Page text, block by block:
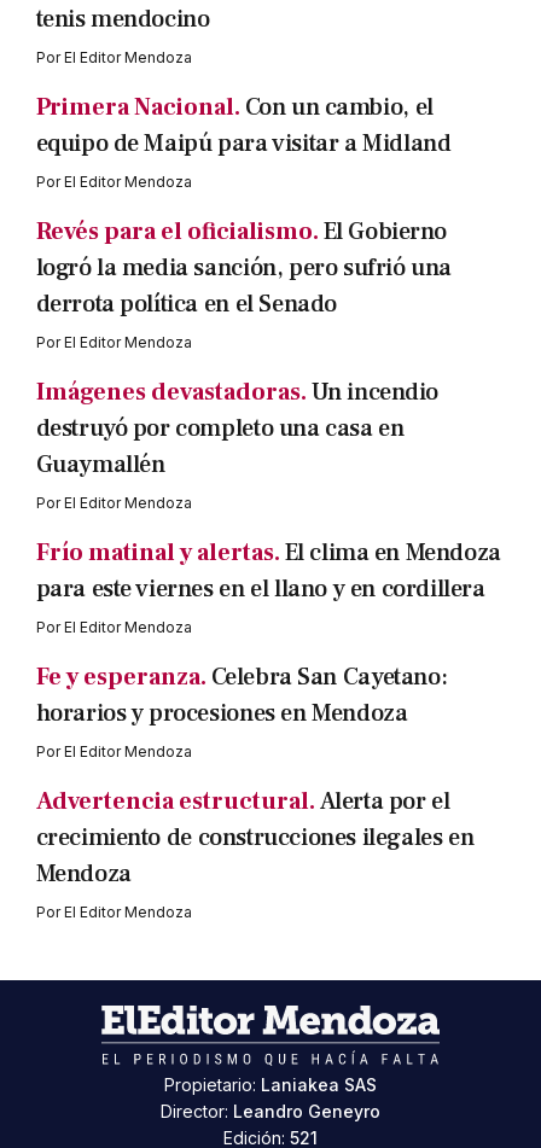
tenis mendocino
PorEl Editor Mendoza
Primera Nacional. Con un cambio, el
equipo de Maipú para visitar a Midland
PorEl Editor Mendoza
Revés para el oficialismo.El Gobierno
logró la media sanción, pero sufrió una
derrota política en el Senado
PorEl Editor Mendoza
Imágenes devastadoras.Un incendio
destruyó por completo una casa en
Guaymallén
PorEl Editor Mendoza
Frío matinal y alertas.El clima en Mendoza
para este viernes en el llano y en cordillera
PorEl Editor Mendoza
Fe y esperanza. Celebra San Cayetano:
horarios y procesiones en Mendoza
PorEl Editor Mendoza
Advertencia estructural.Alerta por el
crecimiento de construcciones ilegales en
Mendoza
PorEl Editor Mendoza
Propietario: Laniakea SAS
Director: Leandro Geneyro
Edición: 521